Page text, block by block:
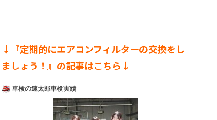
↓『定期的にエアコンフィルターの交換をし
ましょう！』の記事はこちら↓